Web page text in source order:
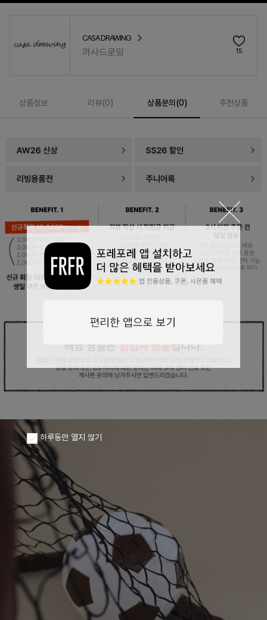
CASA DRAWING
까사드로잉 15
상품정보 리뷰(0) 상품문의(0) 추천상품
하루동안 열지 않기